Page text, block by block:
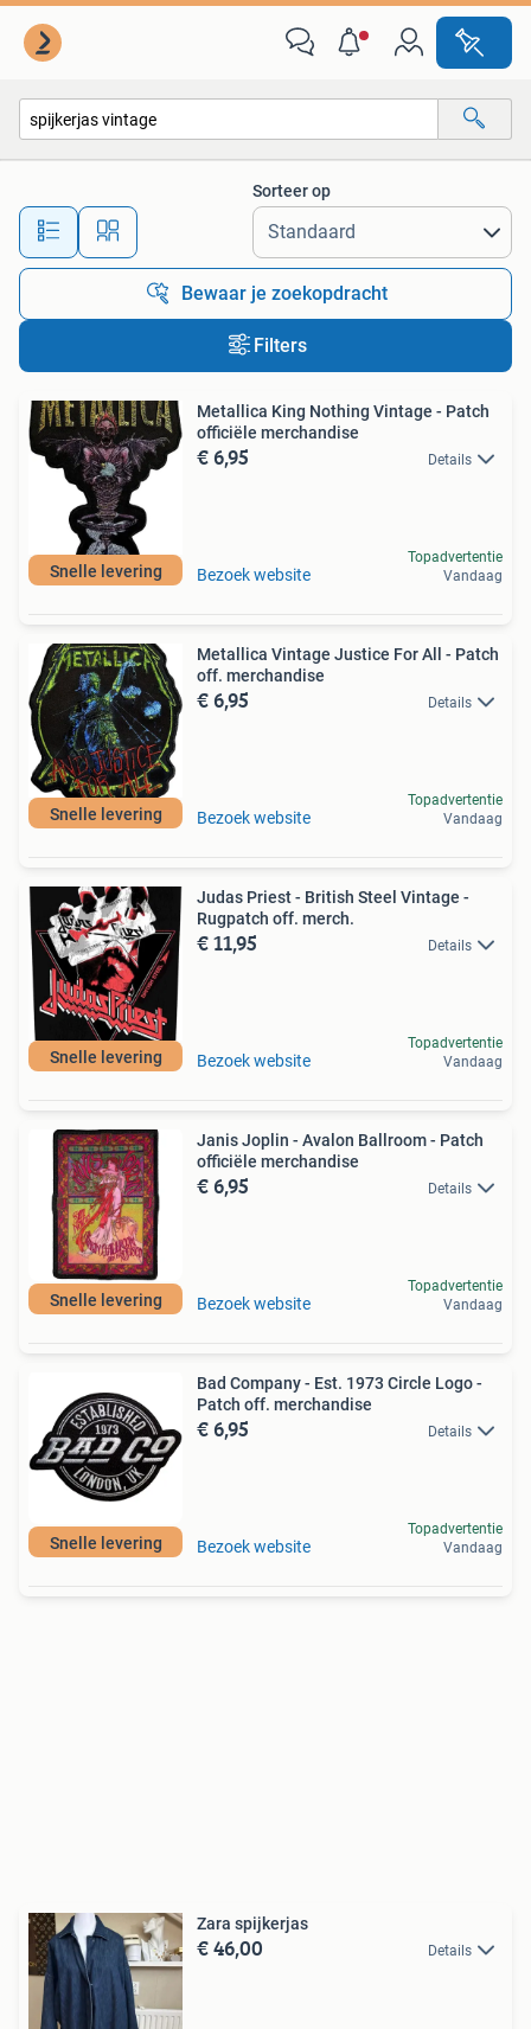
Alle afstanden…
Sorteer op
Bewaar je zoekopdracht
Filters
Snelle levering
Metallica King Nothing Vintage - Patch
officiële merchandise
€ 6,95 Details
Bezoek website
Topadvertentie
Vandaag
Snelle levering
Metallica Vintage Justice For All - Patch
off. merchandise
€ 6,95 Details
Bezoek website
Topadvertentie
Vandaag
Snelle levering
Judas Priest - British Steel Vintage -
Rugpatch off. merch.
€ 11,95 Details
Bezoek website
Topadvertentie
Vandaag
Snelle levering
Janis Joplin - Avalon Ballroom - Patch
officiële merchandise
€ 6,95 Details
Bezoek website
Topadvertentie
Vandaag
Snelle levering
Bad Company - Est. 1973 Circle Logo -
Patch off. merchandise
€ 6,95 Details
Bezoek website
Topadvertentie
Vandaag
Zara spijkerjas
€ 46,00 Details